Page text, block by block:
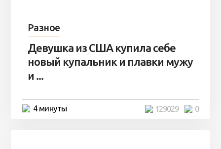
Разное
Девушка из США купила себе
новый купальник и плавки мужу
и ...
4 минуты 0
129029